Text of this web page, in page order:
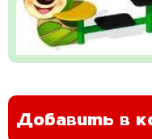
Добавить в